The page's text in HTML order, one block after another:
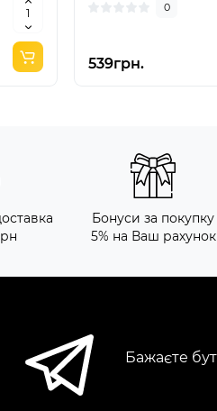
0
539грн.
Бонуси за покупку
5% на Ваш рахунок
Бажаєте